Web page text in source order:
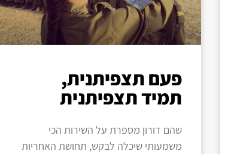
פעם תצפיתנית,
תמיד תצפיתנית
שהם דורון מספרת על השירות הכי
משמעותי שיכלה לבקש, תחושת האחריות